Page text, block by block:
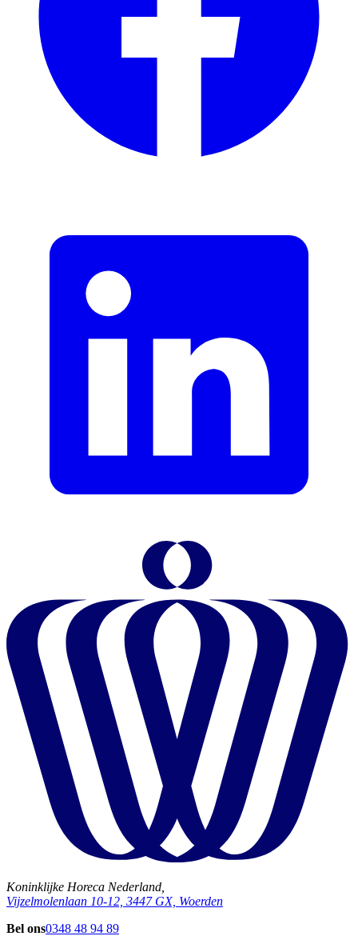
Koninklijke Horeca Nederland,
Vijzelmolenlaan 10-12, 3447 GX, Woerden
Bel ons0348 48 94 89